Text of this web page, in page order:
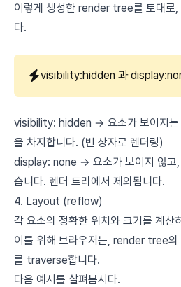
이렇게 생성한 render tree를 토대로
다.
visibility:hidden 과
visibility: hidden → 요소가 보이지는
을 차지합니다. (빈 상자로 렌더링)
display: none → 요소가 보이지 않고,
습니다. 렌더 트리에서 제외됩니다.
4. Layout (reflow)
각 요소의 정확한 위치와 크기를 계산
이를 위해 브라우저는, render tree
를 traverse합니다.
다음 예시를 살펴봅시다.